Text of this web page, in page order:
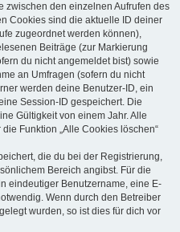
zwischen den einzelnen Aufrufen des
Cookies sind die aktuelle ID deiner
zugeordnet werden können),
Beiträge (zur Markierung
du nicht angemeldet bist) sowie
an Umfragen (sofern du nicht
werden deine Benutzer-ID, ein
Session-ID gespeichert. Die
Gültigkeit von einem Jahr. Alle
Funktion „Alle Cookies löschen“
die du bei der Registrierung,
Bereich angibst. Für die
eindeutiger Benutzername, eine E-
Wenn durch den Betreiber
wurden, so ist dies für dich vor